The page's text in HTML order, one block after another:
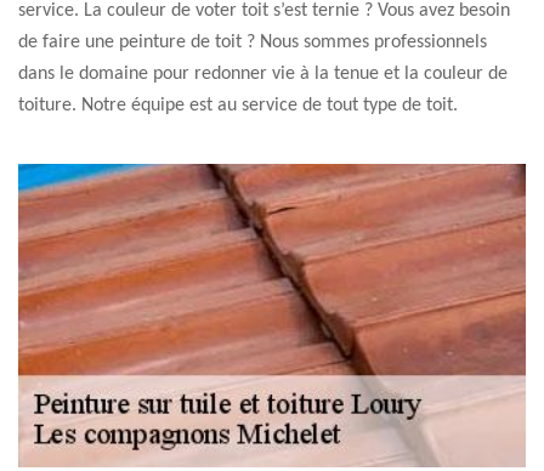
service. La couleur de voter toit s’est ternie ? Vous avez besoin
de faire une peinture de toit ? Nous sommes professionnels
dans le domaine pour redonner vie à la tenue et la couleur de
toiture. Notre équipe est au service de tout type de toit.